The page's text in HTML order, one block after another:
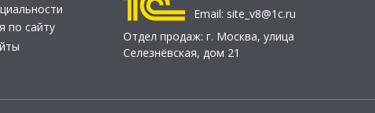
по сайту
Email: site_v8@1c.ru
Отдел продаж: г. Москва, улица
Селезнёвская, дом 21